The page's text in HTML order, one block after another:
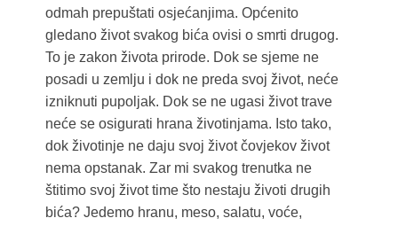
odmah prepuštati osjećanjima. Općenito
gledano život svakog bića ovisi o smrti drugog.
To je zakon života prirode. Dok se sjeme ne
posadi u zemlju i dok ne preda svoj život, neće
izniknuti pupoljak. Dok se ne ugasi život trave
neće se osigurati hrana životinjama. Isto tako,
dok životinje ne daju svoj život čovjekov život
nema opstanak. Zar mi svakog trenutka ne
štitimo svoj život time što nestaju životi drugih
bića? Jedemo hranu, meso, salatu, voće,